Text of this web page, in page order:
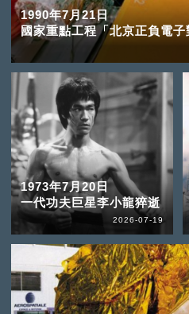
1990年7月21日
國家重點工程「北京正負電
1973年7月20日
一代功夫巨星李小龍猝逝
2026-07-19